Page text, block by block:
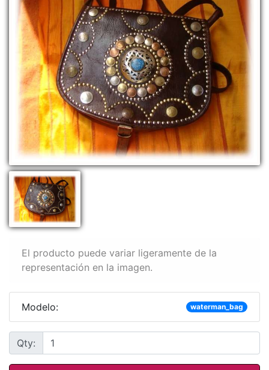
El producto puede variar ligeramente de la
representación en la imagen.
Modelo: waterman_bag
Qty: